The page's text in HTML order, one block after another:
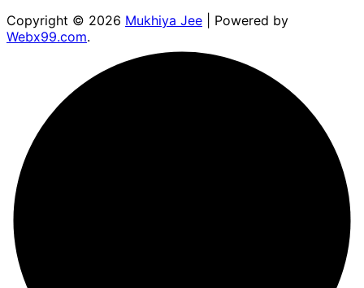
Copyright © 2026 Mukhiya Jee | Powered by
Webx99.com.